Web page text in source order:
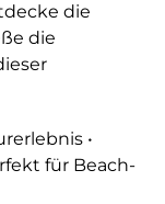
die
die
•
für Beach-